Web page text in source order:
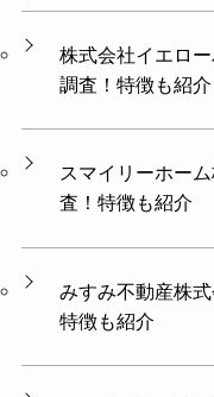
株式会社イエロ
調査！特徴も紹介
スマイリーホー
査！特徴も紹介
みすみ不動産株
特徴も紹介